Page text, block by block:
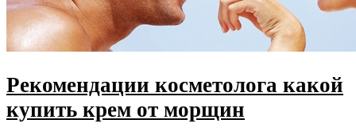
Рекомендации косметолога какой
купить крем от морщин